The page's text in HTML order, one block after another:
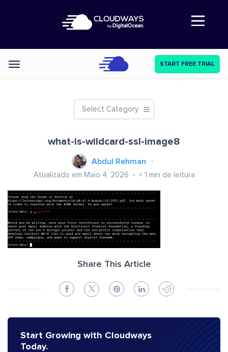
Abre a navegação
Categories START FREE TRIAL
Select Category
what-is-wildcard-ssl-image8
Abdul Rehman
Atualizado em Maio 4, 2026 < 1 min de leitura
Share This Article
Start Growing with Cloudways
Today.